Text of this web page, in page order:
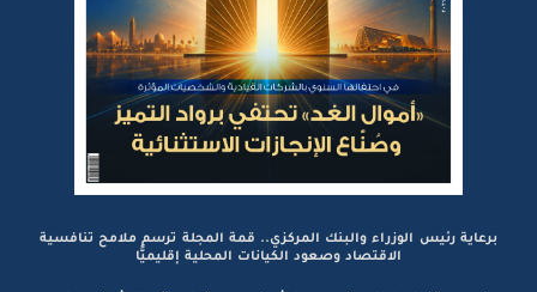
برعاية رئيس الوزراء والبنك المركزي.. قمة المجلة ترسم ملامح تنافسية
الاقتصاد وصعود الكيانات المحلية إقليميًّا